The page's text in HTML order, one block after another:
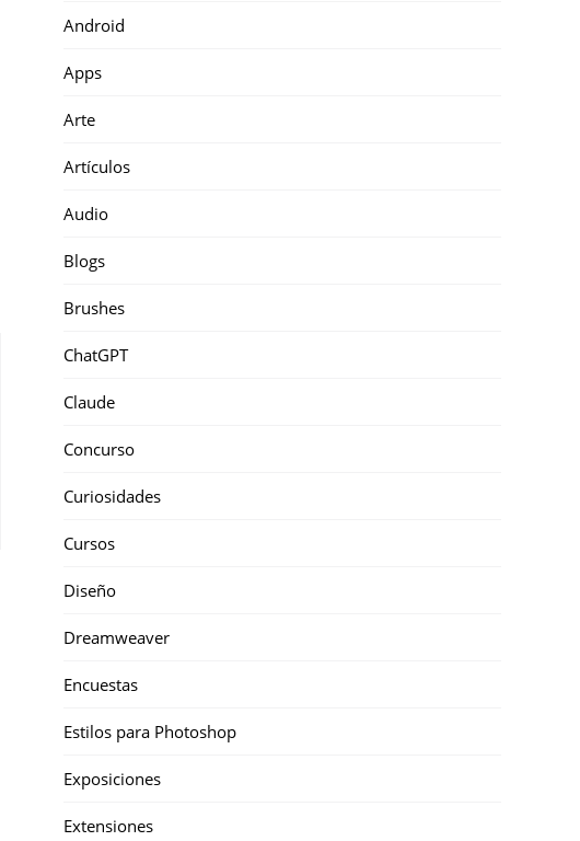
Android
Apps
Arte
Artículos
Audio
Blogs
Brushes
ChatGPT
Claude
Concurso
Curiosidades
Cursos
Diseño
Dreamweaver
Encuestas
Estilos para Photoshop
Exposiciones
Extensiones